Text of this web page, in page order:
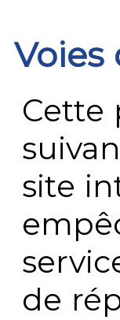
Voies
Cette
site
de